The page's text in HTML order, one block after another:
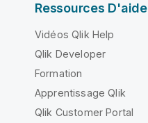
Ressources D'aide
Vidéos Qlik Help
Qlik Developer
Formation
Apprentissage Qlik
Qlik Customer Portal